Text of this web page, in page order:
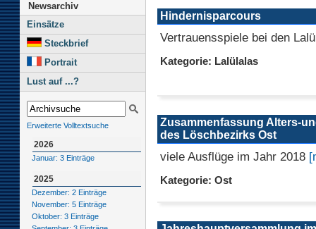
Newsarchiv
Einsätze
Steckbrief
Portrait
Lust auf ...?
Erweiterte Volltextsuche
2026
Januar: 3 Einträge
2025
Dezember: 2 Einträge
November: 5 Einträge
Oktober: 3 Einträge
Hindernisparcours
Vertrauensspiele bei den
Kategorie: Lalülalas
Zusammenfassung Alters-
des Löschbezirks Ost
viele Ausflüge im Jahr 2018
Kategorie: Ost